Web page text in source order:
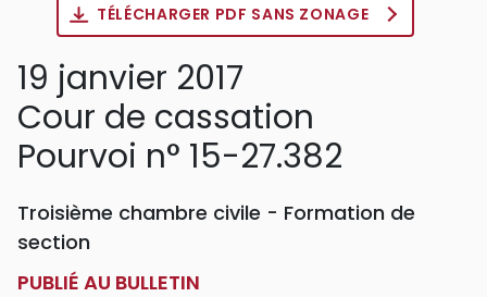
TÉLÉCHARGER PDF SANS ZONAGE
19 janvier 2017
Cour de cassation
Pourvoi n° 15-27.382
Troisième chambre civile - Formation de
section
PUBLIÉ AU BULLETIN